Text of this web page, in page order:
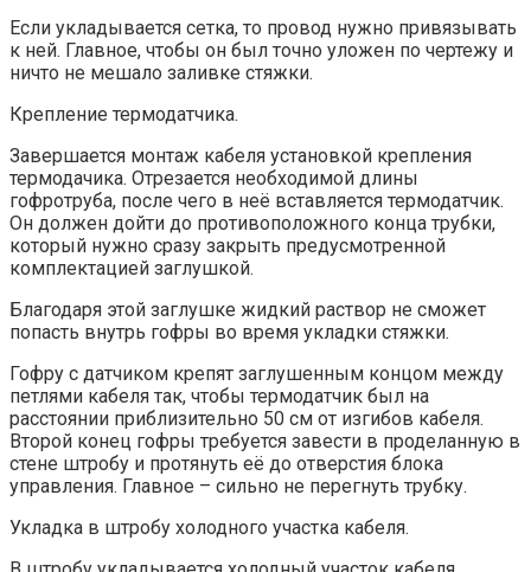
Если укладывается сетка, то провод нужно привязывать
к ней. Главное, чтобы он был точно уложен по чертежу и
ничто не мешало заливке стяжки.
Крепление термодатчика.
Завершается монтаж кабеля установкой крепления
термодачика. Отрезается необходимой длины
гофротруба, после чего в неё вставляется термодатчик.
Он должен дойти до противоположного конца трубки,
который нужно сразу закрыть предусмотренной
комплектацией заглушкой.
Благодаря этой заглушке жидкий раствор не сможет
попасть внутрь гофры во время укладки стяжки.
Гофру с датчиком крепят заглушенным концом между
петлями кабеля так, чтобы термодатчик был на
расстоянии приблизительно 50 см от изгибов кабеля.
Второй конец гофры требуется завести в проделанную в
стене штробу и протянуть её до отверстия блока
управления. Главное – сильно не перегнуть трубку.
Укладка в штробу холодного участка кабеля.